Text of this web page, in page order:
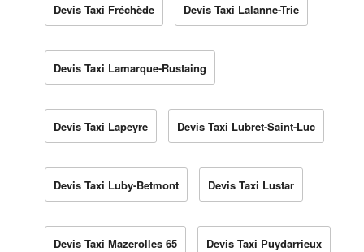
Devis Taxi Fréchède Devis Taxi Lalanne-Trie
Devis Taxi Lamarque-Rustaing
Devis Taxi Lapeyre Devis Taxi Lubret-Saint-Luc
Devis Taxi Luby-Betmont Devis Taxi Lustar
Devis Taxi Mazerolles 65 Devis Taxi Puydarrieux